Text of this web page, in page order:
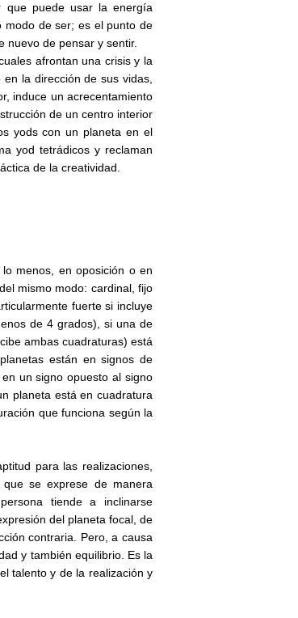
que puede usar la energía
modo de ser; es el punto de
nuevo de pensar y sentir.
afrontan una crisis y la
la dirección de sus vidas,
induce un acrecentamiento
de un centro interior
yods con un planeta en el
yod tetrádicos y reclaman
de la creatividad.
menos, en oposición o en
mismo modo: cardinal, fijo
fuerte si incluye
de 4 grados), si una de
ambas cuadraturas) está
están en signos de
un signo opuesto al signo
planeta está en cuadratura
que funciona según la
para las realizaciones,
se exprese de manera
tiende a inclinarse
del planeta focal, de
contraria. Pero, a causa
y también equilibrio. Es la
talento y de la realización y